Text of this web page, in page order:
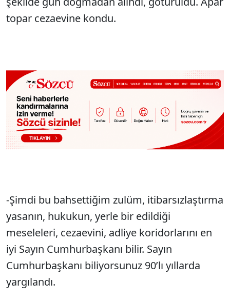
topar cezaevine kondu.
-Şimdi bu bahsettiğim zulüm, itibarsızlaştırma
yasanın, hukukun, yerle bir edildiği
meseleleri, cezaevini, adliye koridorlarını en
iyi Sayın Cumhurbaşkanı bilir. Sayın
Cumhurbaşkanı biliyorsunuz 90’lı yıllarda
yargılandı.